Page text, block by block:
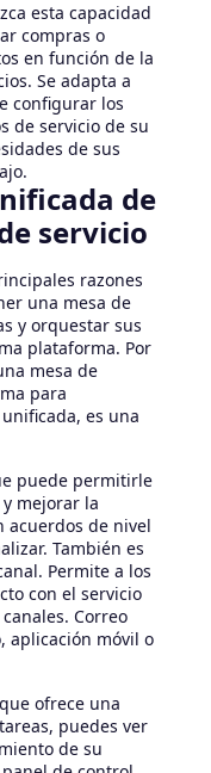
esta capacidad
compras o
en función de la
Se adapta a
configurar los
de servicio de su
de sus
de
servicio
razones
una mesa de
y orquestar sus
plataforma. Por
mesa de
para
es una
puede permitirle
mejorar la
acuerdos de nivel
También es
Permite a los
con el servicio
Correo
aplicación móvil o
ofrece una
puedes ver
de su